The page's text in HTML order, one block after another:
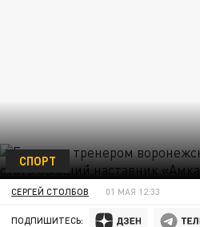
СПОРТ
СЕРГЕЙ СТОЛБОВ 01 МАЯ 12:33
ПОДПИШИТЕСЬ: